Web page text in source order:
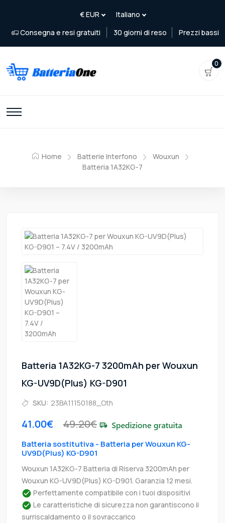
Consegna e resi gratuiti 30 giorni di reso Prezzi bassi
0
Home Batterie Interfono
Wouxun
Batteria 1A32KG-7
Batteria 1A32KG-7 3200mAh per Wouxun
KG-UV9D(Plus) KG-D901
SKU: 23BA11150188_Oth
41.00€ 49.20€
Batteria sostitutiva - Batteria per Wouxun KG-
UV9D(Plus) KG-D901
Wouxun 1A32KG-7 Batteria di Riserva 3200mAh per
Wouxun KG-UV9D(Plus) KG-D901. Garanzia 12 mesi.
Perfettamente compatibile con i tuoi dispositivi
Le caratteristiche di sicurezza non garantiscono il
surriscaldamento o il sovraccarico